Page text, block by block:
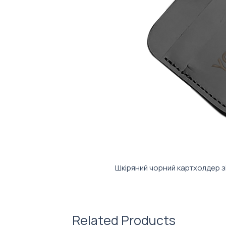
Шкіряний чорний картхолдер
Related Products